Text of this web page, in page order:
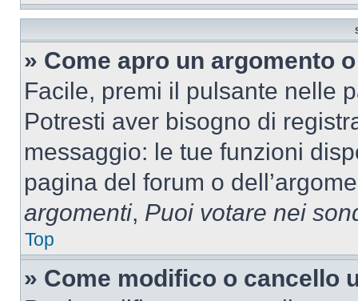
» Come apro un argomento
Facile, premi il pulsante nelle
Potresti aver bisogno di
messaggio: le tue funzioni
pagina del forum o
argomenti, Puoi votare nei
Top
» Come modifico o cancello